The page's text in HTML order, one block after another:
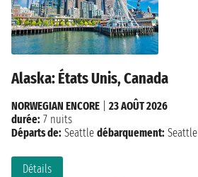
Alaska: États Unis, Canada
Détails
NORWEGIAN ENCORE
23 AOÛT 2026
durée: 7 nuits
Départs de: Seattle débarquement: Seattle